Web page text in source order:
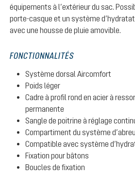
équipements à l’extérieur du sac.
porte-casque et un système
avec une housse de pluie amovible.
FONCTIONNALITÉS
Système dorsal Aircomfort
Poids léger
Cadre à profil rond en acier à
permanente
Sangle de poitrine à réglage
Compartiment du système
Compatible avec système
Fixation pour bâtons
Boucles de fixation